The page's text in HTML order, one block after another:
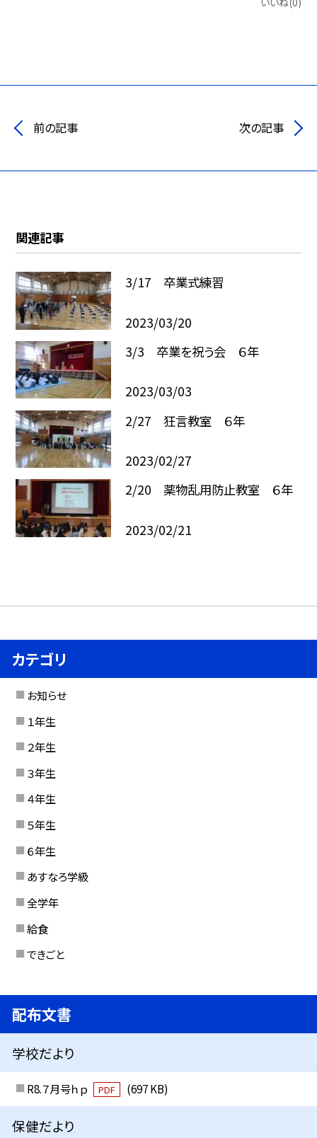
前の記事 次の記事
関連記事
3/17 卒業式練習
2023/03/20
3/3 卒業を祝う会 ６年
2023/03/03
2/27 狂言教室 ６年
2023/02/27
2/20 薬物乱用防止教室 ６年
2023/02/21
カテゴリ
お知らせ
１年生
２年生
３年生
４年生
５年生
６年生
あすなろ学級
全学年
給食
できごと
配布文書
学校だより
R8.７月号ｈｐ PDF (697 KB)
保健だより